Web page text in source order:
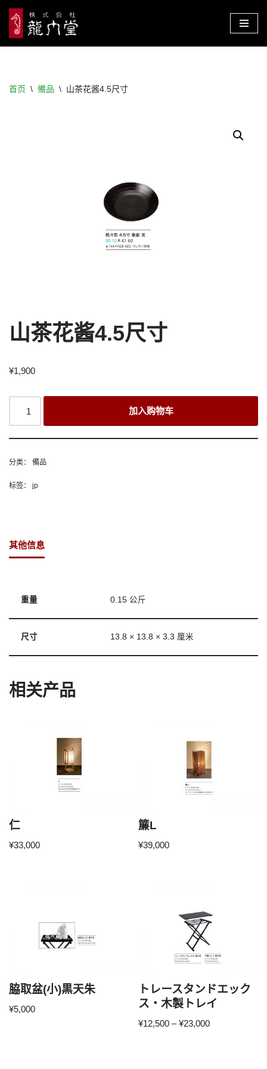
跳
至
首页 \ 備品 \ 山茶花酱4.5尺寸
山茶花酱4.5尺寸
¥1,900
加入购物车
分类： 備品
标签： jp
其他信息
重量 0.15 公斤
尺寸 13.8 × 13.8 × 3.3 厘米
相关产品
仁
¥33,000
簾L
¥39,000
脇取盆(小)黒天朱
¥5,000
トレースタンドエック
ス・木製トレイ
¥12,500 –¥23,000